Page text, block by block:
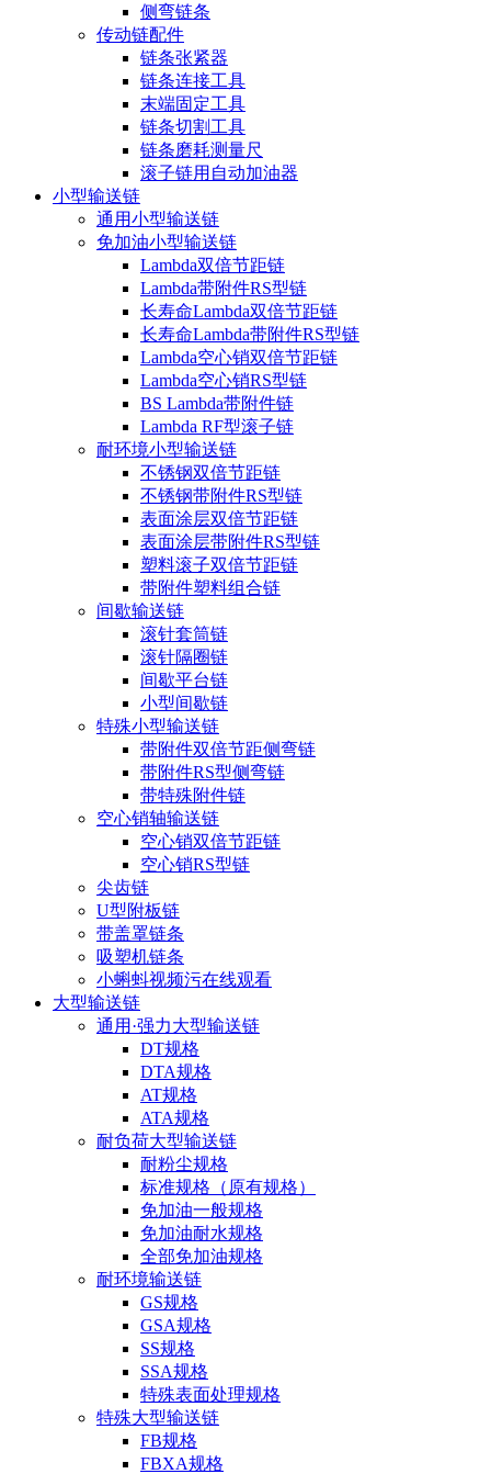
侧弯链条
传动链配件
链条张紧器
链条连接工具
末端固定工具
链条切割工具
链条磨耗测量尺
滚子链用自动加油器
小型输送链
通用小型输送链
免加油小型输送链
Lambda双倍节距链
Lambda带附件RS型链
长寿命Lambda双倍节距链
长寿命Lambda带附件RS型链
Lambda空心销双倍节距链
Lambda空心销RS型链
BS Lambda带附件链
Lambda RF型滚子链
耐环境小型输送链
不锈钢双倍节距链
不锈钢带附件RS型链
表面涂层双倍节距链
表面涂层带附件RS型链
塑料滚子双倍节距链
带附件塑料组合链
间歇输送链
滚针套筒链
滚针隔圈链
间歇平台链
小型间歇链
特殊小型输送链
带附件双倍节距侧弯链
带附件RS型侧弯链
带特殊附件链
空心销轴输送链
空心销双倍节距链
空心销RS型链
尖齿链
U型附板链
带盖罩链条
吸塑机链条
小蝌蚪视频污在线观看
大型输送链
通用·强力大型输送链
DT规格
DTA规格
AT规格
ATA规格
耐负荷大型输送链
耐粉尘规格
标准规格（原有规格）
免加油一般规格
免加油耐水规格
全部免加油规格
耐环境输送链
GS规格
GSA规格
SS规格
SSA规格
特殊表面处理规格
特殊大型输送链
FB规格
FBXA规格